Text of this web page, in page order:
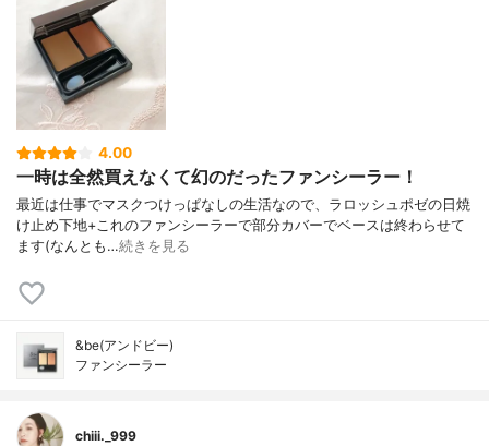
4.00
一時は全然買えなくて幻のだったファンシーラー！
最近は仕事でマスクつけっぱなしの生活なので、ラロッシュポゼの日焼
け止め下地+これのファンシーラーで部分カバーでベースは終わらせて
ます(なんとも…続きを見る
&be(アンドビー)
ファンシーラー
chiii._999